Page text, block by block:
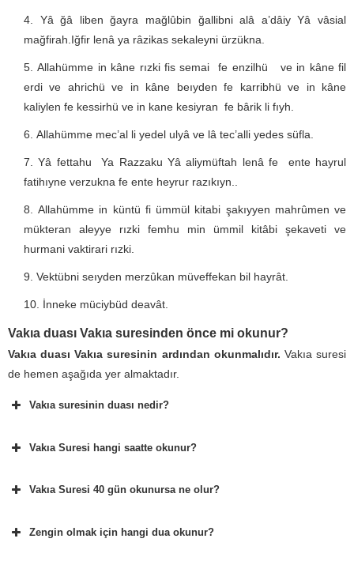
Yâ ğâ liben ğayra mağlûbin ğallibni alâ a’dâiy Yâ vâsial
mağfirah.Iğfir lenâ ya râzikas sekaleyni ürzükna.
Allahümme in kâne rızki fis semai fe enzilhü ve in kâne fil
erdi ve ahrichü ve in kâne beıyden fe karribhü ve in kâne
kaliylen fe kessirhü ve in kane kesiyran fe bârik li fıyh.
Allahümme mec’al li yedel ulyâ ve lâ tec’alli yedes süfla.
Yâ fettahu Ya Razzaku Yâ aliymüftah lenâ fe ente hayrul
fatihıyne verzukna fe ente heyrur razıkıyn..
Allahümme in küntü fi ümmül kitabi şakıyyen mahrûmen ve
mükteran aleyye rızki femhu min ümmil kitâbi şekaveti ve
hurmani vaktirari rızki.
Vektübni seıyden merzûkan müveffekan bil hayrât.
İnneke müciybüd deavât.
Vakıa duası Vakıa suresinden önce mi okunur?
Vakıa duası Vakıa suresinin ardından okunmalıdır. Vakıa suresi
de hemen aşağıda yer almaktadır.
Vakıa suresinin duası nedir?
Vakıa Suresi hangi saatte okunur?
Vakıa Suresi 40 gün okunursa ne olur?
Zengin olmak için hangi dua okunur?